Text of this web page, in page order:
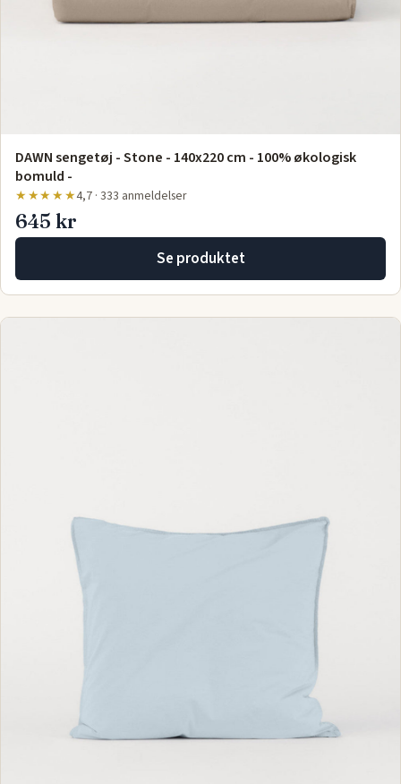
DAWN sengetøj - Stone - 140x220 cm - 100% økologisk
bomuld -
★★★★★4,7 · 333 anmeldelser
645 kr
Se produktet